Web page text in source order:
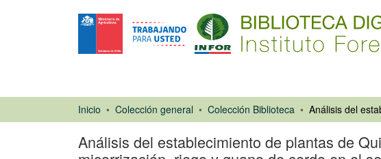
Inicio Colección general Colección Biblioteca
Análisis del establecimiento de plantas de